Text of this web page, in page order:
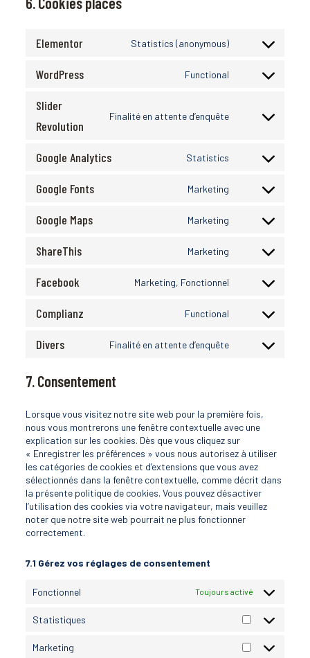
Elementor Statistics (anonymous)
Consent
service
WordPress Functional
Consent
wordpress
Slider
Revolution
Finalité en attente d’enquête
Consent
slider-
Google Analytics Statistics
Consent
service
Google Fonts Marketing
Consent
service
Google Maps Marketing
Consent
service
ShareThis Marketing
Consent
service
Facebook Marketing, Fonctionnel
Consent
service
Complianz Functional
Consent
service
Divers Finalité en attente d’enquête
Consent
7. Consentement
Lorsque vous visitez notre site web pour la première fois,
nous vous montrerons une fenêtre contextuelle avec une
explication sur les cookies. Dès que vous cliquez sur
« Enregistrer les préférences » vous nous autorisez à utiliser
les catégories de cookies et d’extensions que vous avez
sélectionnés dans la fenêtre contextuelle, comme décrit dans
la présente politique de cookies. Vous pouvez désactiver
l’utilisation des cookies via votre navigateur, mais veuillez
noter que notre site web pourrait ne plus fonctionner
correctement.
7.1 Gérez vos réglages de consentement
Fonctionnel Toujours activé
Statistiques
Statistiques
Marketing
Marketing